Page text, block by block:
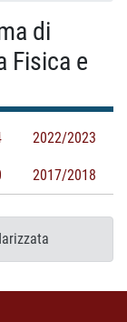
di
Fisica e
2022/2023
2017/2018